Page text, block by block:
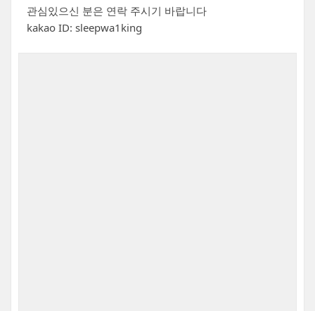
관심있으신 분은 연락 주시기 바랍니다
kakao ID: sleepwa1king